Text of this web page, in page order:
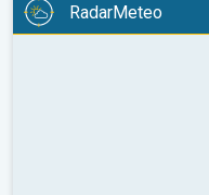
RadarMeteo